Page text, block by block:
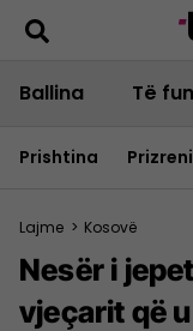
Ballina Të
Prishtina Prizreni
Lajme > Kosovë
Nesër i
vjeçarit që